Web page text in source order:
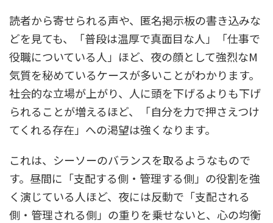
読者から寄せられる声や、匿名掲示板の書き込みな
どを見ても、「普段は温厚で真面目な人」「仕事で
役職についている人」ほど、夜の顔として強烈なM
気質を秘めているケースが多いことがわかります。
社会的な立場が上がり、人に頭を下げるよりも下げ
られることが増えるほど、「自分を力で押さえつけ
てくれる存在」への渇望は強くなります。
これは、シーソーのバランスを取るようなもので
す。昼間に「支配する側・管理する側」の役割を強
く演じている人ほど、夜には反動で「支配される
側・管理される側」の重りを乗せないと、心の均衡